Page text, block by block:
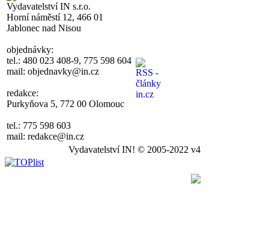
Vydavatelství IN s.r.o.
Horní náměstí 12, 466 01
Jablonec nad Nisou
objednávky:
tel.: 480 023 408-9, 775 598 604
mail: objednavky@in.cz
redakce:
Purkyňova 5, 772 00 Olomouc
tel.: 775 598 603
mail: redakce@in.cz
Vydavatelství IN! © 2005-2022 v4